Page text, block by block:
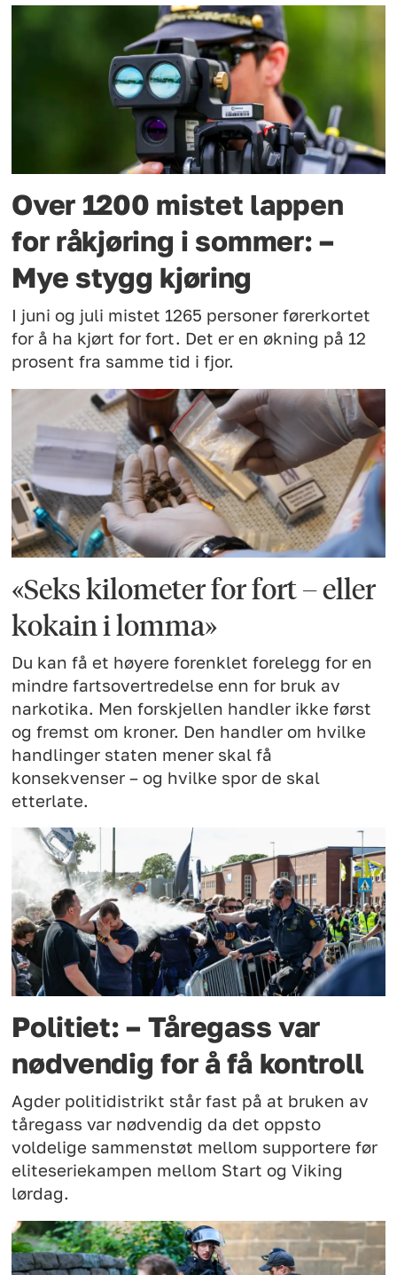
Over 1200 mistet lappen
for råkjøring i sommer: –
Mye stygg kjøring
I juni og juli mistet 1265 personer førerkortet
for å ha kjørt for fort. Det er en økning på 12
prosent fra samme tid i fjor.
«Seks kilometer for fort – eller
kokain i lomma»
Du kan få et høyere forenklet forelegg for en
mindre fartsovertredelse enn for bruk av
narkotika. Men forskjellen handler ikke først
og fremst om kroner. Den handler om hvilke
handlinger staten mener skal få
konsekvenser – og hvilke spor de skal
etterlate.
Politiet: – Tåregass var
nødvendig for å få kontroll
Agder politidistrikt står fast på at bruken av
tåregass var nødvendig da det oppsto
voldelige sammenstøt mellom supportere før
eliteseriekampen mellom Start og Viking
lørdag.